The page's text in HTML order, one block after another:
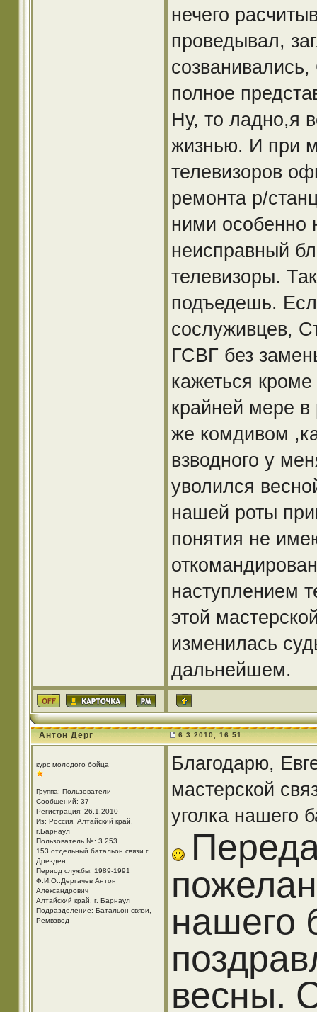
нечего
проведывал,
полное
Ну, то ладно,я
жизнью. И при
телевизоров
ремонта р/
ними особенно
неисправный
телевизоры.
подъедешь.
сослуживцев,
ГСВГ без
кажеться
крайней мере в
же комдивом
взводного у
уволился
нашей роты
понятия не
наступлением
этой
изменилась
дальнейшем.
Антон Дерг 6.3.2010, 16:51
курс молодого бойца
Группа: Пользователи
Сообщений: 37
Регистрация: 26.1.2010
Из: Россия, Алтайский край,
г.Барнаул
Пользователь №: 3 253
153 отдельный батальон связи г.
Дрезден
Период службы: 1989-1991
Ф.И.О.:Дергачев Антон
Александрович
Алтайский край, г. Барнаул
Подразделение: Батальон связи,
Ремвзвод
Благодарю,
мастерской
уголка нашего
нашего
весны.